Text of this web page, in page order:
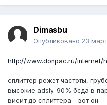
Dimasbu
Опубликовано 23
http://www.donpac.ru/internet/
сплиттер режет частоты,
высокие adslу. 90% беда в
висит до сплиттера - вот он